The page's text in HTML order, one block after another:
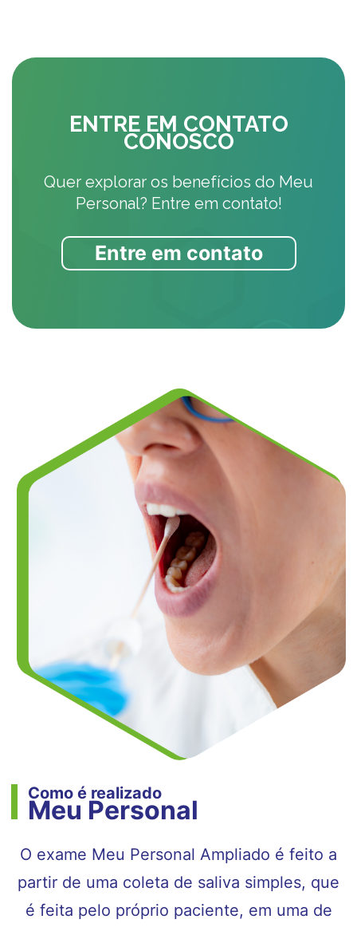
ENTRE EM CONTATO
CONOSCO
Quer explorar os benefícios do Meu
Personal? Entre em contato!
Entre em contato
Como é realizado
Meu Personal
O exame Meu Personal Ampliado é feito a
partir de uma coleta de saliva simples, que
é feita pelo próprio paciente, em uma de